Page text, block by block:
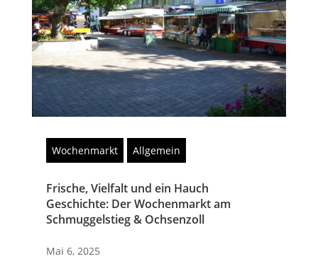
Wochenmarkt Allgemein
Frische, Vielfalt und ein Hauch
Geschichte: Der Wochenmarkt am
Schmuggelstieg & Ochsenzoll
Mai 6, 2025